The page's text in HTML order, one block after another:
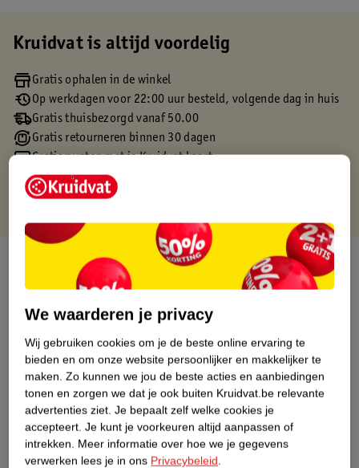
Kruidvat is altijd voordelig
Gratis ophalen in de winkel
Op werkdagen voor 22:00 uur besteld, volgende dag in huis
Gratis thuisbezorgd vanaf 50.00
Gratis retourneren binnen 30 dagen
Gratis punten met je Kruidvat kaart
Over dit product
Etiketinformatie
Nature Impact Score
Dit product heeft (nog) geen Nature
We waarderen je privacy
Wij gebruiken cookies om je de beste online ervaring te
bieden en om onze website persoonlijker en makkelijker te
maken. Zo kunnen we jou de beste acties en aanbiedingen
tonen en zorgen we dat je ook buiten Kruidvat.be relevante
advertenties ziet. Je bepaalt zelf welke cookies je
accepteert. Je kunt je voorkeuren altijd aanpassen of
intrekken. Meer informatie over hoe we je gegevens
verwerken lees je in ons Privacybeleid.